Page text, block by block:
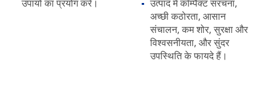
उपायों का प्रयोग करें।
उत्पाद में कॉम्पैक्ट संरचना,
अच्छी कठोरता, आसान
संचालन, कम शोर, सुरक्षा और
विश्वसनीयता, और सुंदर
उपस्थिति के फायदे हैं।